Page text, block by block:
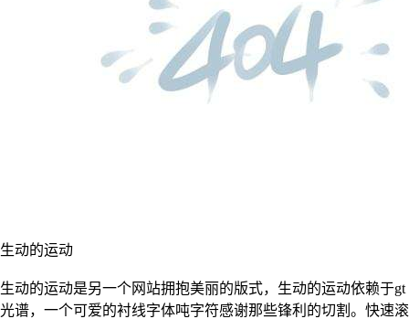
生动的运动
生动的运动是另一个网站拥抱美丽的版式，生动的运动依赖于gt
光谱，一个可爱的衬线字体吨字符感谢那些锋利的切割。快速滚